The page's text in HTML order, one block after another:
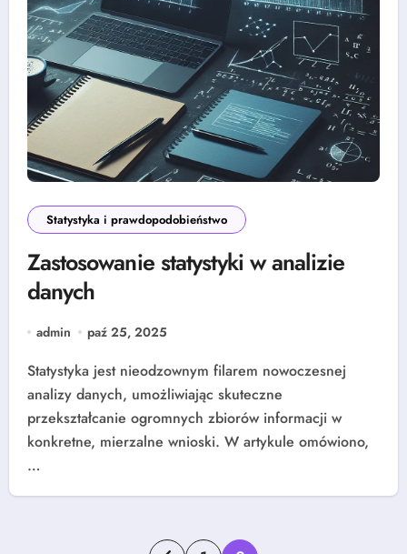
Statystyka i prawdopodobieństwo
Zastosowanie statystyki w analizie
danych
admin paź 25, 2025
Statystyka jest nieodzownym filarem nowoczesnej
analizy danych, umożliwiając skuteczne
przekształcanie ogromnych zbiorów informacji w
konkretne, mierzalne wnioski. W artykule omówiono,
…